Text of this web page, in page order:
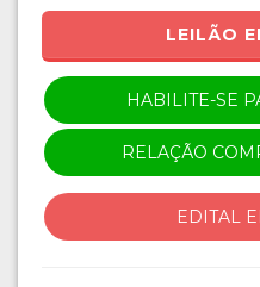
ONLINE
HABILITE-SE
RELAÇÃO